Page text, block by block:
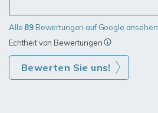
Alle 89 Bewertungen auf Google ansehen
Echtheit von Bewertungen
Bewerten Sie uns!